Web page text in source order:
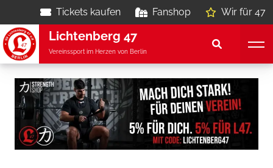
Tickets kaufen Fanshop Wir für 47
Lichtenberg 47
Vereinssport im Herzen von Berlin